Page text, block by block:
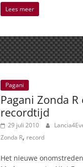
Lees meer
Pagani
Pagani Zonda
recordtijd
29 juli 2010
Zonda R, record
Het nieuwe